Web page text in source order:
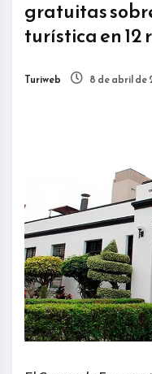
gratuitas
turística en 12
Turiweb 8 de abril de